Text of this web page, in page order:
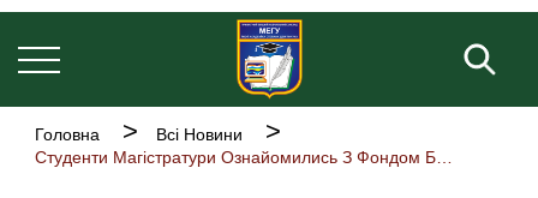
Перейти
до
основного
вмісту
Основна
Рядок
навіґації
Головна
Всі Новини